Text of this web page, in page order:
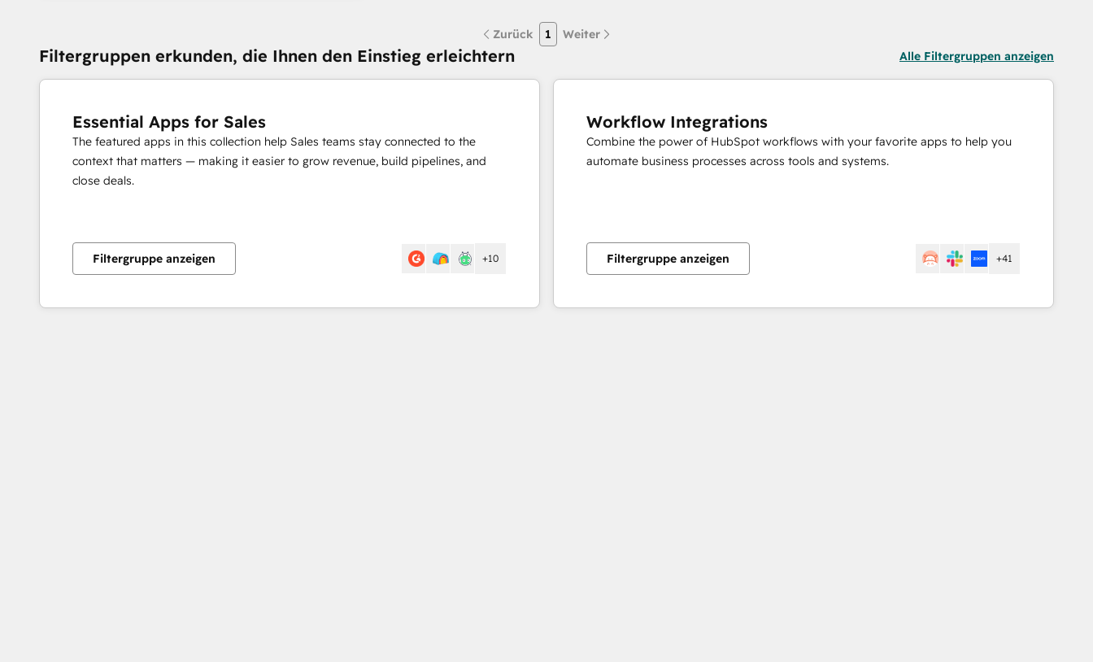
Zurück 1 Weiter
Filtergruppen erkunden, die Ihnen den Einstieg erleichtern Alle Filtergruppen anzeigen
Essential Apps for Sales
The featured apps in this collection help Sales teams stay connected to the
context that matters — making it easier to grow revenue, build pipelines, and
close deals.
Filtergruppe anzeigen +10
Workflow Integrations
Combine the power of HubSpot workflows with your favorite apps to help you
automate business processes across tools and systems.
Filtergruppe anzeigen +41